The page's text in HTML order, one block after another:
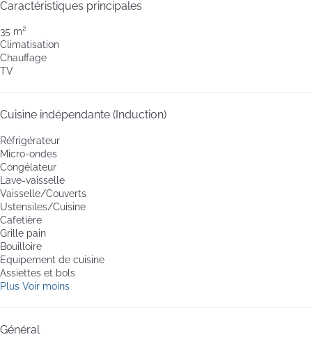
Caractéristiques principales
35 m²
Climatisation
Chauffage
TV
Cuisine indépendante (Induction)
Réfrigérateur
Micro-ondes
Congélateur
Lave-vaisselle
Vaisselle/Couverts
Ustensiles/Cuisine
Cafetière
Grille pain
Bouilloire
Equipement de cuisine
Assiettes et bols
Plus Voir moins
Général